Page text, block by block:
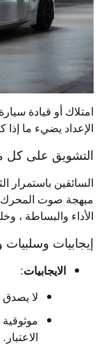
الإعداد يضيء ما
التشويق على كل
السائقين باستمرار
الأداء والبساطة ،
إيجابيات
الايجابيات:
لا يصدق
الاعتبار.